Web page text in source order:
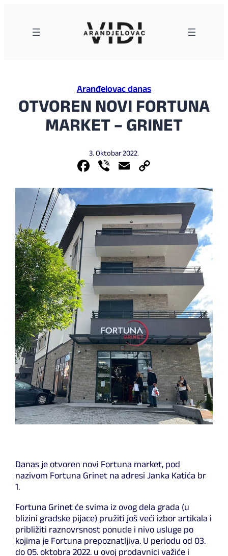
Aranđelovac danas
OTVOREN NOVI FORTUNA
MARKET – GRINET
3. Oktobar 2022.
Facebook
ViberEmail
Danas je otvoren novi Fortuna market, pod
nazivom Fortuna Grinet na adresi Janka Katića br
1.
Fortuna Grinet će svima iz ovog dela grada (u
blizini gradske pijace) pružiti još veći izbor artikala i
približiti raznovrsnost ponude i nivo usluge po
kojima je Fortuna prepoznatljiva. U periodu od 03.
do 05. oktobra 2022. u ovoj prodavnici važiće i